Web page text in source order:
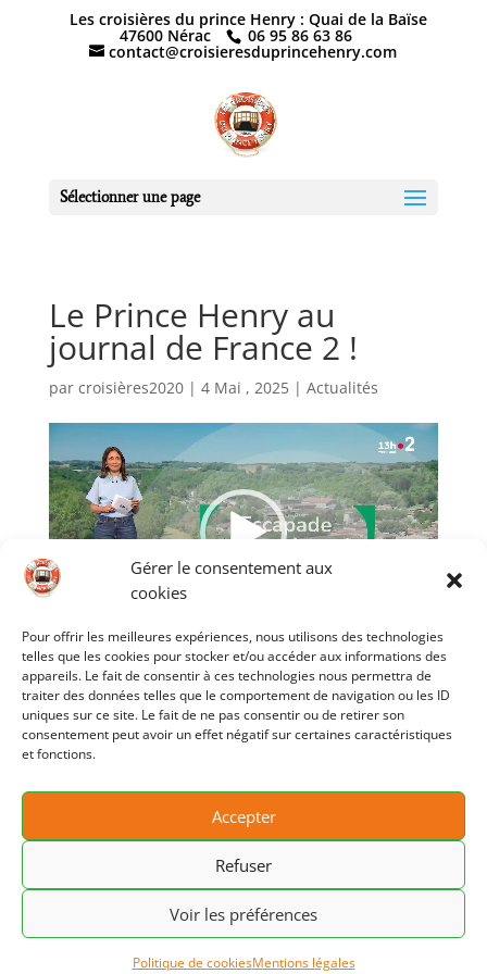
Gérer le consentement aux
cookies
Pour offrir les meilleures expériences, nous utilisons des technologies
telles que les cookies pour stocker et/ou accéder aux informations des
appareils. Le fait de consentir à ces technologies nous permettra de
traiter des données telles que le comportement de navigation ou les ID
uniques sur ce site. Le fait de ne pas consentir ou de retirer son
consentement peut avoir un effet négatif sur certaines caractéristiques
et fonctions.
Accepter
Refuser
Voir les préférences
Politique de cookiesMentions légales
Les croisières du prince Henry : Quai de la Baïse
47600 Nérac 06 95 86 63 86
contact@croisieresduprincehenry.com
Sélectionner une page
Le Prince Henry au
journal de France 2 !
par croisières2020| 4 Mai , 2025| Actualités
Lecteur
vidéo
Une équipe de France 2 est venue faire un petit
reportage sur l’Albret et notre bateau, le Prince
Henry. La diffusion a eu lieu le dimanche 4 mai 2025,
pendant le journal de 13h.
© 2025 – Les Croisières du Prince Henry – (Croisières
en Aquitaine à Nérac) – Tous droits réservés –
Mentions Légales-